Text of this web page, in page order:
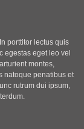
porttitor lectus quis
egestas eget leo vel
montes,
natoque penatibus et
rutrum dui ipsum,